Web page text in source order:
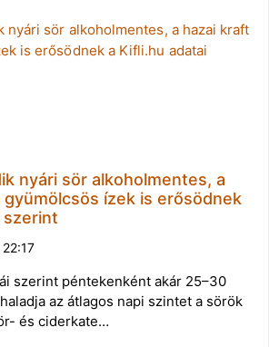
nyári sör alkoholmentes, a
gyümölcsös ízek is erősödnek
szerint
szerint péntekenként akár 25–30
az átlagos napi szintet a sörök
és ciderkate…